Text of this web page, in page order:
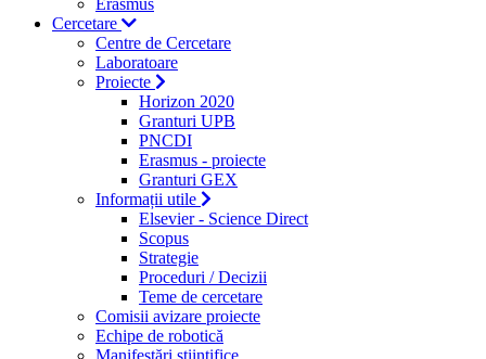
Erasmus
Cercetare
Centre de Cercetare
Laboratoare
Proiecte
Horizon 2020
Granturi UPB
PNCDI
Erasmus - proiecte
Granturi GEX
Informații utile
Elsevier - Science Direct
Scopus
Strategie
Proceduri / Decizii
Teme de cercetare
Comisii avizare proiecte
Echipe de robotică
Manifestări științifice